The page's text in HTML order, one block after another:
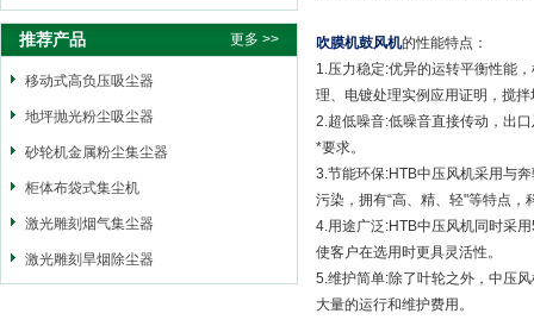
推荐产品 更多 >>
移动式高负压吸尘器
地坪抛光粉尘吸尘器
砂轮机金属粉尘集尘器
柜体布袋式集尘机
激光雕刻烟气集尘器
激光雕刻旱烟除尘器
吹膜机鼓风机的性能特点：
1.压力稳定:优异的运转平衡性能
理、电镀处理实例应用证明，搅
2.超低噪音:低噪音直接传动，出
*要求。
3.节能环保:HTB中压风机采用与
污染，拥有“高、精、轻"等特点
4.用途广泛:HTB中压风机同时采
使客户在选用时更具灵活性。
5.维护简单:除了叶轮之外，中压
大量的运行和维护费用。